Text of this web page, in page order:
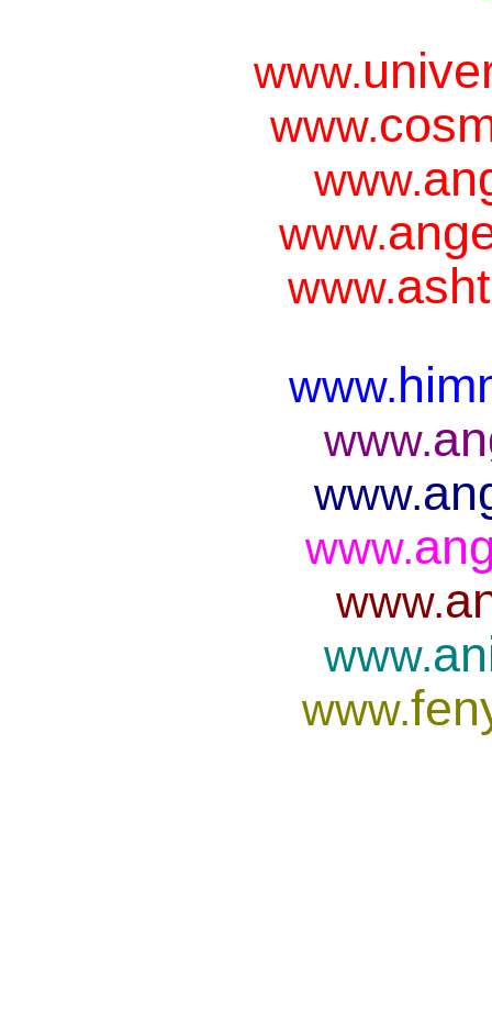
www.
www.
www.
www.
www.
www.
www.
www.
www.
www.
www.
www.